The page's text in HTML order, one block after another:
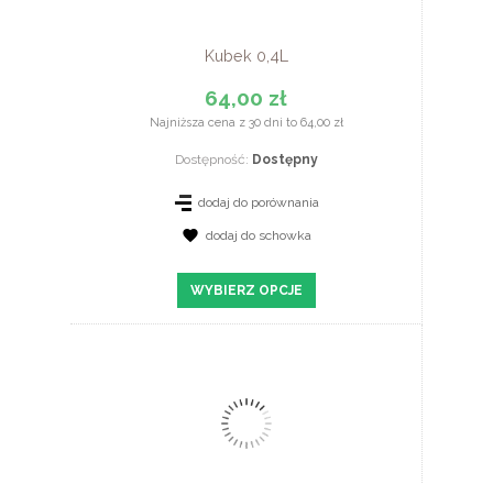
Kubek 0,4L
64,00 zł
Najniższa cena z 30 dni to 64,00 zł
Dostępność: Dostępny
dodaj do porównania
dodaj do schowka
WYBIERZ OPCJE